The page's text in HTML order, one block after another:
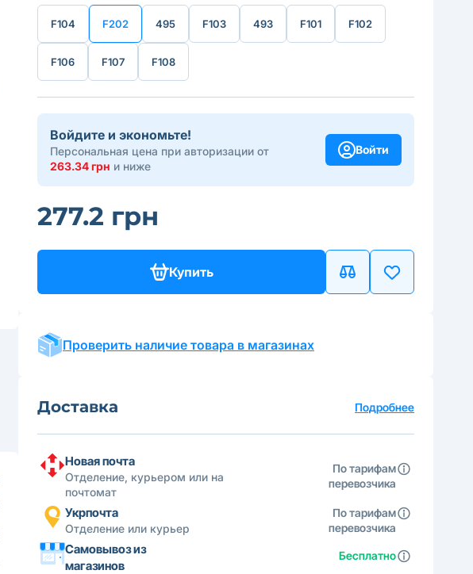
F104 F202 495 F103 493 F101 F102
F106 F107 F108
Войдите и экономьте!
Персональная цена при авторизации от
263.34 грн и ниже
Войти
277.2 грн
Купить
Проверить наличие товара в магазинах
Доставка Подробнее
Новая почта
Отделение, курьером или на
почтомат
По тарифам
перевозчика
Укрпочта
Отделение или курьер
По тарифам
перевозчика
Самовывоз из
магазинов
Бесплатно